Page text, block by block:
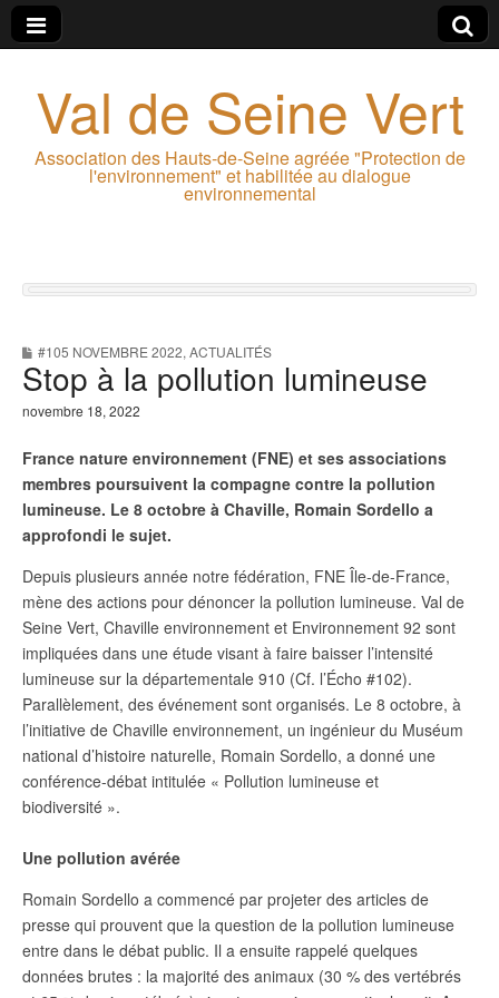
Val de Seine Vert
Association des Hauts-de-Seine agréée "Protection de
l'environnement" et habilitée au dialogue
environnemental
#105 NOVEMBRE 2022, ACTUALITÉS
Stop à la pollution lumineuse
novembre 18, 2022
France nature environnement (FNE) et ses associations
membres poursuivent la compagne contre la pollution
lumineuse. Le 8 octobre à Chaville, Romain Sordello a
approfondi le sujet.
Depuis plusieurs année notre fédération, FNE Île-de-France,
mène des actions pour dénoncer la pollution lumineuse. Val de
Seine Vert, Chaville environnement et Environnement 92 sont
impliquées dans une étude visant à faire baisser l’intensité
lumineuse sur la départementale 910 (Cf. l’Écho #102).
Parallèlement, des événement sont organisés. Le 8 octobre, à
l’initiative de Chaville environnement, un ingénieur du Muséum
national d’histoire naturelle, Romain Sordello, a donné une
conférence-débat intitulée « Pollution lumineuse et
biodiversité ».
Une pollution avérée
Romain Sordello a commencé par projeter des articles de
presse qui prouvent que la question de la pollution lumineuse
entre dans le débat public. Il a ensuite rappelé quelques
données brutes : la majorité des animaux (30 % des vertébrés